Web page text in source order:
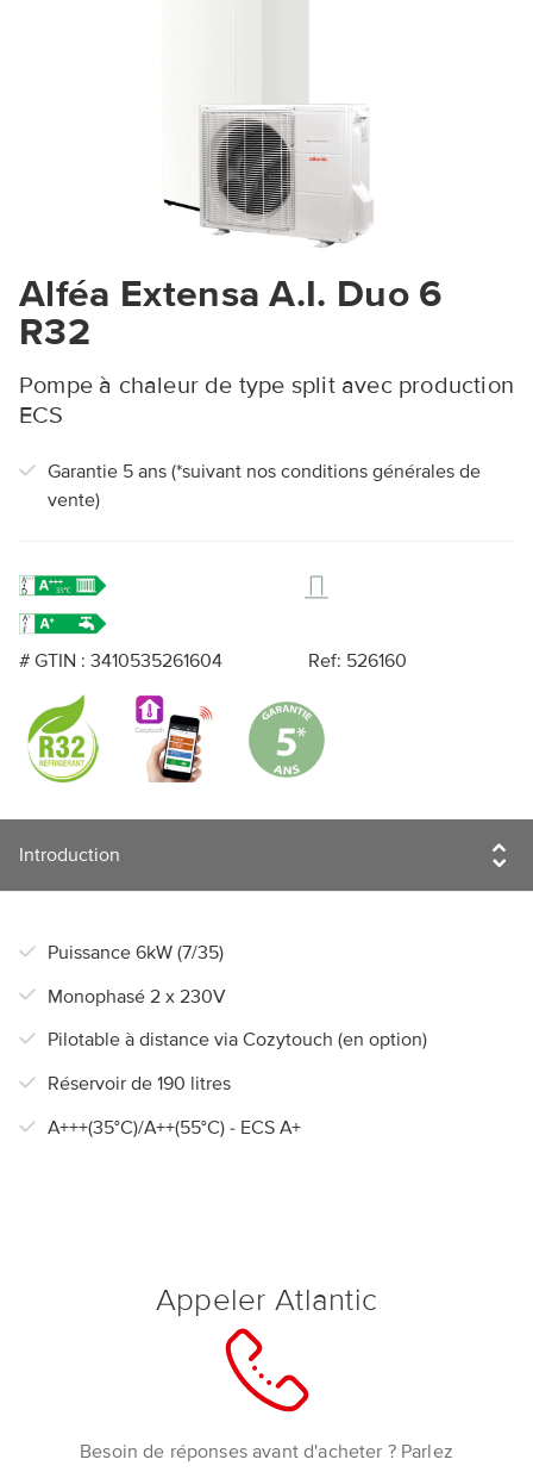
Alféa Extensa A.I. Duo 6
R32
Pompe à chaleur de type split avec production
ECS
Garantie 5 ans (*suivant nos conditions générales de
vente)
# GTIN : 3410535261604 Ref: 526160
Puissance 6kW (7/35)
Monophasé 2 x 230V
Pilotable à distance via Cozytouch (en option)
Réservoir de 190 litres
A+++(35°C)/A++(55°C) - ECS A+
Appeler Atlantic
Besoin de réponses avant d'acheter ? Parlez